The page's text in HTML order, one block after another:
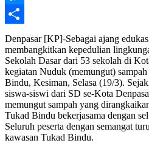
Messenger
Share
Denpasar [KP]-Sebagai ajang
membangkitkan kepedulian
Sekolah Dasar dari 53 sekolah di
kegiatan Nuduk (memungut)
Bindu, Kesiman, Selasa (19/3).
siswa-siswi dari SD se-Kota
memungut sampah yang
Tukad Bindu bekerjasama dengan
Seluruh peserta dengan semangat
kawasan Tukad Bindu.